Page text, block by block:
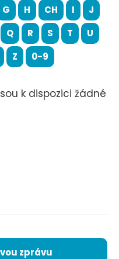
G H CH I
J
Q R S T
U
Z 0-9
k dispozici žádné
zprávu